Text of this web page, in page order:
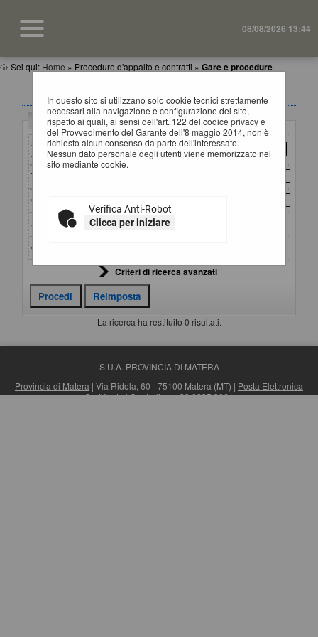
08/08/2026 13:44
Sei qui: Home » Procedure d'appalto e contratti » Gare e procedure
In questo sito si utilizzano solo cookie tecnici strettamente
necessari alla navigazione e configurazione del sito,
rispetto ai quali, ai sensi dell'art. 122 del codice privacy e
del Provvedimento del Garante dell'8 maggio 2014, non è
richiesto alcun consenso da parte dell'interessato.
Nessun dato personale degli utenti viene memorizzato nel
sito mediante cookie.
Verifica Anti-Robot
Clicca per iniziare
GARE E PROCEDURE
Criteri di ricerca
Stazione
appaltante :
Titolo :
CIG :
Stato :
Ordina per :
Criteri di ricerca avanzati
La ricerca ha restituito 0 risultati.
S.U.A. PROVINCIA DI MATERA
Provincia di Matera | Via Ridola, 60 - 75100 Matera (MT) | Posta Elettronica
Certificata| Centralino: +39 0835 3061